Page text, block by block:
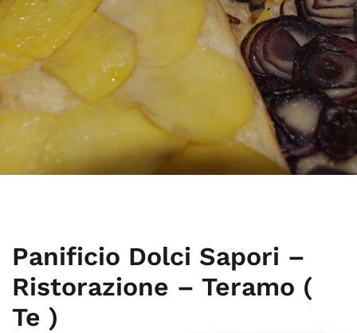
Panificio Dolci Sapori –
Ristorazione – Teramo (
Te )